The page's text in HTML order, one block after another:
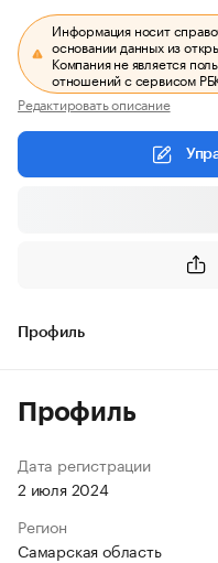
Информация носит
основании данных из
Компания не является
отношений с сервисом
Редактировать описание
Профиль
Профиль
Дата регистрации
2 июля 2024
Регион
Самарская область